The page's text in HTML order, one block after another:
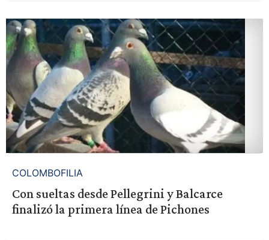
COLOMBOFILIA
Con sueltas desde Pellegrini y Balcarce
finalizó la primera línea de Pichones